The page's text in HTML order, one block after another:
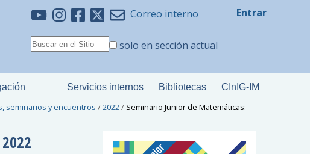
Correo interno
solo en sección actual
Entrar
Servicios internos Bibliotecas CInIG-IM
seminarios y encuentros /2022/ Seminario Junior de Matemáticas: